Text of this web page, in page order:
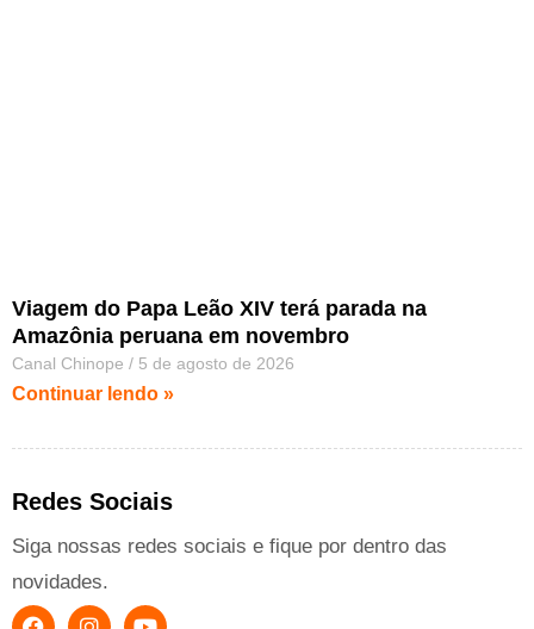
Viagem do Papa Leão XIV terá parada na
Amazônia peruana em novembro
Canal Chinope 5 de agosto de 2026
Continuar lendo »
Redes Sociais
Siga nossas redes sociais e fique por dentro das
novidades.